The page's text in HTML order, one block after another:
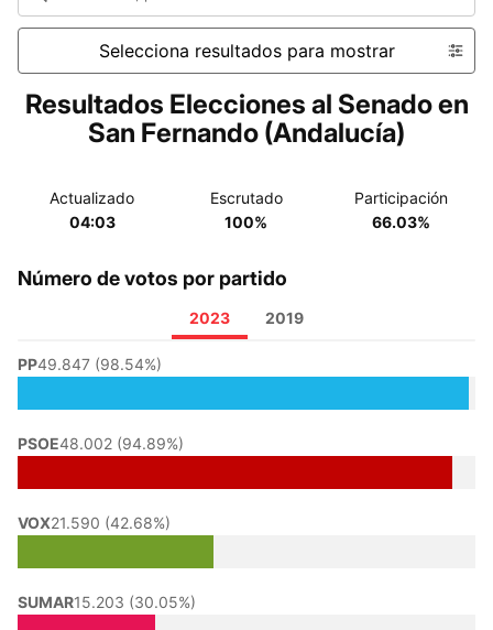
Selecciona resultados para mostrar
Resultados Elecciones al Senado en
San Fernando (Andalucía)
Actualizado
04:03
Escrutado
100%
Participación
66.03%
Número de votos por partido
2023 2019
PP49.847 (98.54%)
PSOE48.002 (94.89%)
VOX21.590 (42.68%)
SUMAR15.203 (30.05%)